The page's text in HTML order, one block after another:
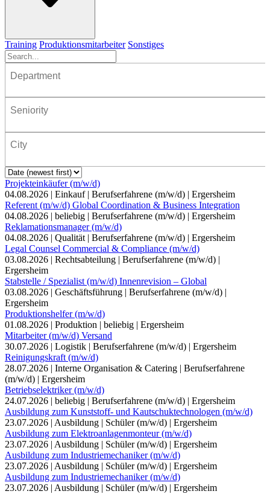
Training Produktionsmitarbeiter Sonstiges
Projekteinkäufer (m/w/d)
04.08.2026 | Einkauf | Berufserfahrene (m/w/d) | Ergersheim
Referent (m/w/d) Global Coordination & Business Integration
04.08.2026 | beliebig | Berufserfahrene (m/w/d) | Ergersheim
Reklamationsmanager (m/w/d)
04.08.2026 | Qualität | Berufserfahrene (m/w/d) | Ergersheim
Legal Counsel Commercial & Compliance (m/w/d)
03.08.2026 | Rechtsabteilung | Berufserfahrene (m/w/d) |
Ergersheim
Stabstelle / Spezialist (m/w/d) Innenrevision – Global
03.08.2026 | Geschäftsführung | Berufserfahrene (m/w/d) |
Ergersheim
Produktionshelfer (m/w/d)
01.08.2026 | Produktion | beliebig | Ergersheim
Mitarbeiter (m/w/d) Versand
30.07.2026 | Logistik | Berufserfahrene (m/w/d) | Ergersheim
Reinigungskraft (m/w/d)
28.07.2026 | Interne Organisation & Catering | Berufserfahrene
(m/w/d) | Ergersheim
Betriebselektriker (m/w/d)
24.07.2026 | beliebig | Berufserfahrene (m/w/d) | Ergersheim
Ausbildung zum Kunststoff- und Kautschuktechnologen (m/w/d)
23.07.2026 | Ausbildung | Schüler (m/w/d) | Ergersheim
Ausbildung zum Elektroanlagenmonteur (m/w/d)
23.07.2026 | Ausbildung | Schüler (m/w/d) | Ergersheim
Ausbildung zum Industriemechaniker (m/w/d)
23.07.2026 | Ausbildung | Schüler (m/w/d) | Ergersheim
Ausbildung zum Industriemechaniker (m/w/d)
23.07.2026 | Ausbildung | Schüler (m/w/d) | Ergersheim